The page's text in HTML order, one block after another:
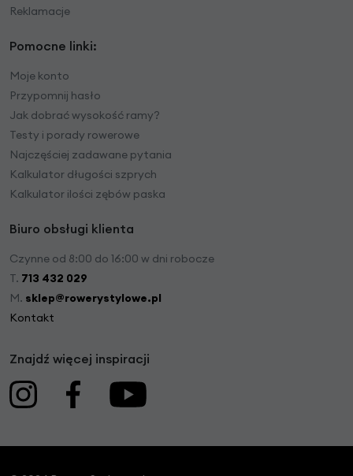
Reklamacje
Pomocne linki:
Moje konto
Przypomnij hasło
Jak dobrać wysokość ramy?
Testy i porady rowerowe
Najczęściej zadawane pytania
Kalkulator długości szprych
Kalkulator ilości zębów paska
Biuro obsługi klienta
Czynne od 8:00 do 16:00 w dni robocze
T. 713 432 029
M. sklep@rowerystylowe.pl
Kontakt
Znajdź więcej inspiracji